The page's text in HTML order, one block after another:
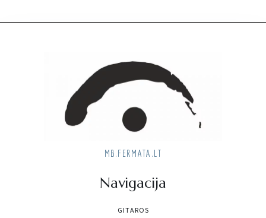
MB.FERMATA.LT
Navigacija
GITAROS